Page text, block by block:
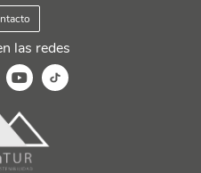
las redes